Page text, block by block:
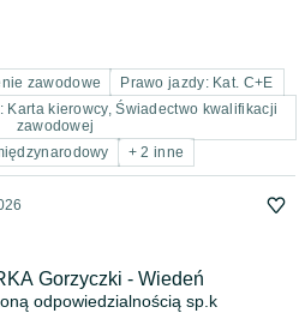
zawodowe
Prawo jazdy: Kat. C+E
Karta kierowcy, Świadectwo kwalifikacji
zawodowej
+ 2 inne
Kierowca CE KURIERKA Gorzyczki - Wiedeń
odpowiedzialnością sp.k